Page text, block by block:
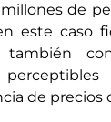
de
este caso
también
de precios